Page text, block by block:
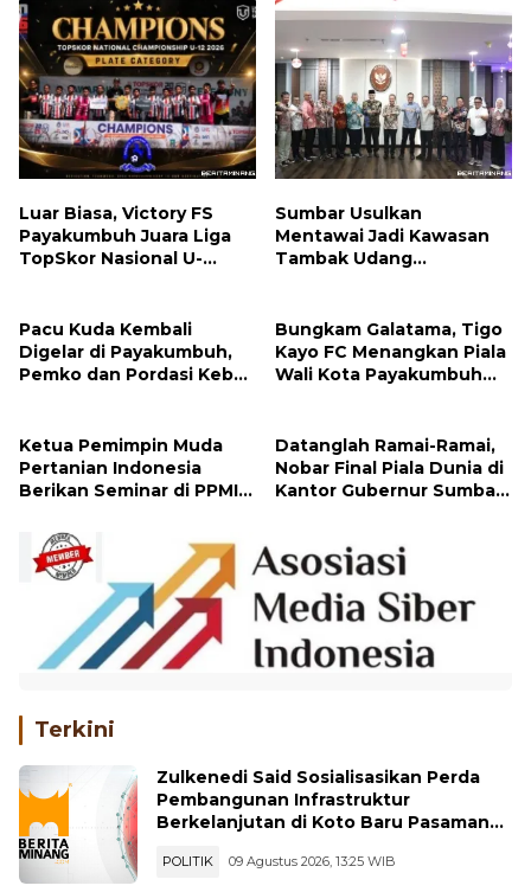
Luar Biasa, Victory FS
Payakumbuh Juara Liga
TopSkor Nasional U-
Sumbar Usulkan
Mentawai Jadi Kawasan
Tambak Udang
Pacu Kuda Kembali
Digelar di Payakumbuh,
Pemko dan Pordasi Kebut
Bungkam Galatama, Tigo
Kayo FC Menangkan Piala
Wali Kota Payakumbuh
Ketua Pemimpin Muda
Pertanian Indonesia
Berikan Seminar di PPMINI
Datanglah Ramai-Ramai,
Nobar Final Piala Dunia di
Kantor Gubernur Sumbar
Terkini
Zulkenedi Said Sosialisasikan Perda
Pembangunan Infrastruktur
Berkelanjutan di Koto Baru Pasaman
POLITIK 09 Agustus 2026, 13:25 WIB